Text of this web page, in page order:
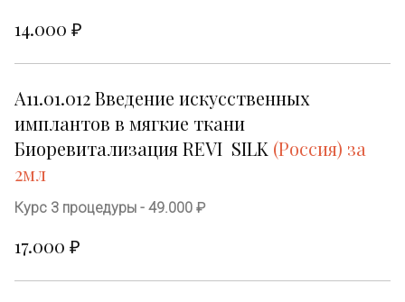
14.000 ₽
А11.01.012 Введение искусственных
имплантов в мягкие ткани
Биоревитализация REVI  SILK (Россия) за
2мл
Курс 3 процедуры - 49.000 ₽
17.000 ₽